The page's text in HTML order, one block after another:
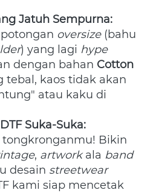
Jatuh Sempurna:
oversize (bahu
) yang lagi hype
dengan bahan Cotton
tebal, kaos tidak akan
atau kaku di
Suka-Suka:
tongkronganmu! Bikin
, artwork ala band
desain streetwear
kami siap mencetak